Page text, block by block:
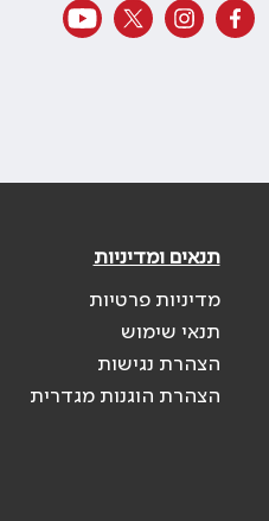
תנאים ומדיניות
מדיניות פרטיות
תנאי שימוש
הצהרת נגישות
הצהרת הוגנות מגדרית